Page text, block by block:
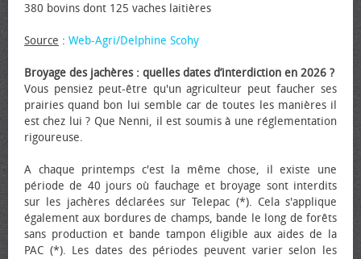
380 bovins dont 125 vaches laitières
Source : Web-Agri/Delphine Scohy
Broyage des jachères : quelles dates d’interdiction en 2026 ?
Vous pensiez peut-être qu'un agriculteur peut faucher ses
prairies quand bon lui semble car de toutes les manières il
est chez lui ? Que Nenni, il est soumis à une réglementation
rigoureuse.
A chaque printemps c'est la même chose, il existe une
période de 40 jours où fauchage et broyage sont interdits
sur les jachères déclarées sur Telepac (*). Cela s'applique
également aux bordures de champs, bande le long de forêts
sans production et bande tampon éligible aux aides de la
PAC (*). Les dates des périodes peuvent varier selon les